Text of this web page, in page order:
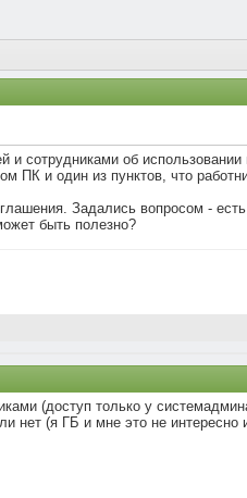
сотрудниками об
и один из пунктов, что
Задались вопросом -
быть полезно?
(доступ только у
нет (я ГБ и мне это не